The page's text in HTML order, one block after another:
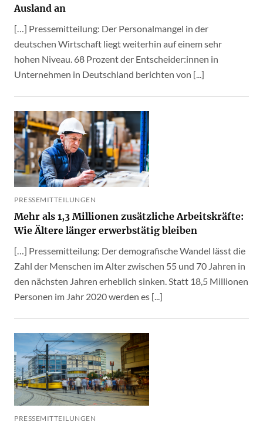
Ausland an
[…] Pressemitteilung: Der Personalmangel in der
deutschen Wirtschaft liegt weiterhin auf einem sehr
hohen Niveau. 68 Prozent der Entscheider:innen in
Unternehmen in Deutschland berichten von [...]
PRESSEMITTEILUNGEN
Mehr als 1,3 Millionen zusätzliche Arbeitskräfte:
Wie Ältere länger erwerbstätig bleiben
[…] Pressemitteilung: Der demografische Wandel lässt die
Zahl der Menschen im Alter zwischen 55 und 70 Jahren in
den nächsten Jahren erheblich sinken. Statt 18,5 Millionen
Personen im Jahr 2020 werden es [...]
PRESSEMITTEILUNGEN